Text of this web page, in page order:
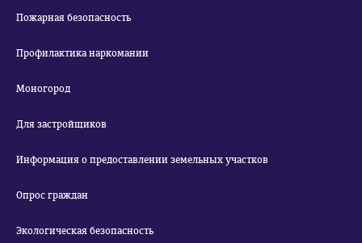
Пожарная безопасность
Профилактика наркомании
Моногород
Для застройщиков
Информация о предоставлении земельных участков
Опрос граждан
Экологическая безопасность